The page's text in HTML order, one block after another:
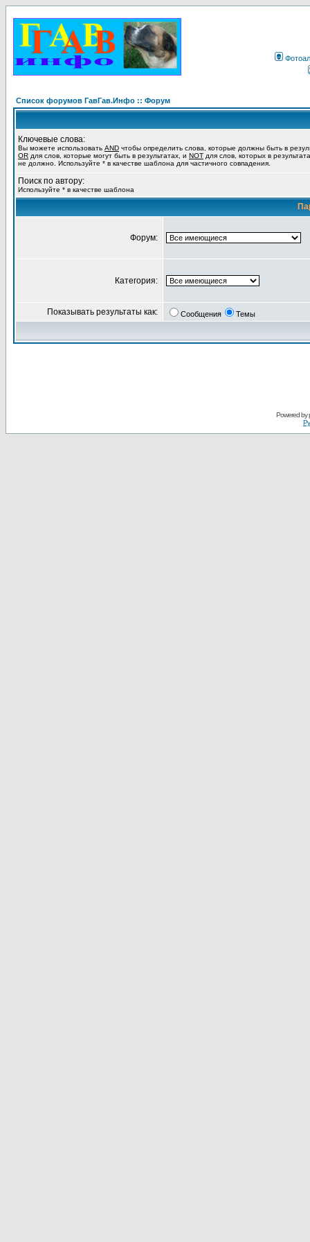
Список форумов ГавГав.Инфо :: Форум
Ключевые слова:
Вы можете использовать AND чтобы определить слова, которые должны быть в
OR для слов, которые могут быть в результатах, и NOT для слов, которых в
не должно. Используйте * в качестве шаблона для частичного совпадения.
Поиск по автору:
Используйте * в качестве шаблона
Форум:
Категория:
Показывать результаты как: Сообщения Темы
Powered by